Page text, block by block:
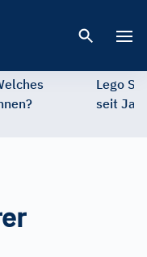
Lego
seit